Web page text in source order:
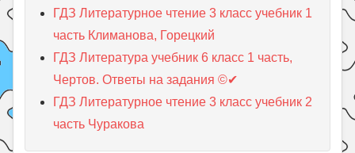
ГДЗ Литературное чтение 3 класс учебник 1
часть Климанова, Горецкий
ГДЗ Литература учебник 6 класс 1 часть,
Чертов. Ответы на задания ©✔
ГДЗ Литературное чтение 3 класс учебник 2
часть Чуракова